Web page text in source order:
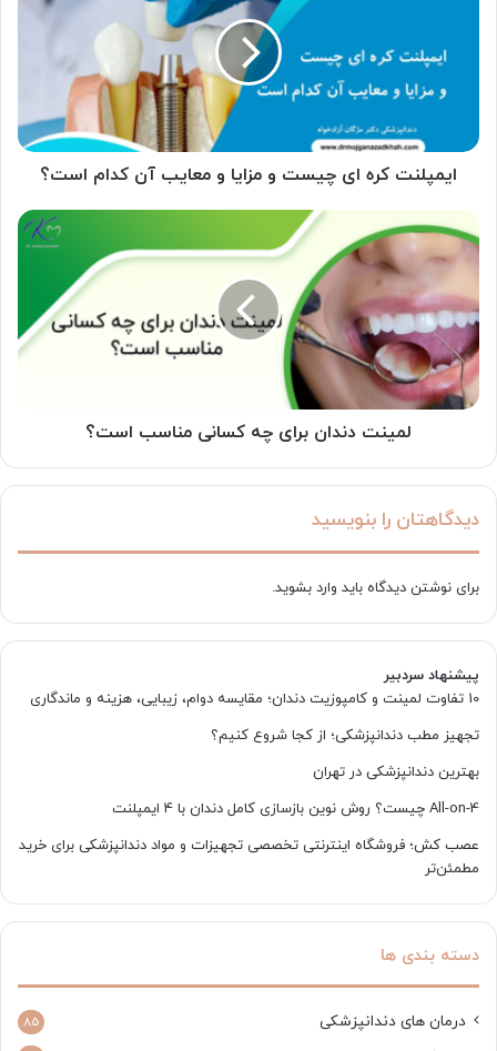
آن
کدامایمپلنت کره ای چیست و مزایا و معایب آن کدام است؟
لمینت
دندان
برای
کسانی
مناسب
است؟
لمینت دندان برای چه کسانی مناسب است؟
دیدگاهتان را بنویسید
برای نوشتن دیدگاه باید وارد بشوید.
پیشنهاد سردبیر
10 تفاوت لمینت و کامپوزیت دندان؛ مقایسه دوام، زیبایی، هزینه و ماندگاری
تجهیز مطب دندانپزشکی؛ از کجا شروع کنیم؟
بهترین دندانپزشکی در تهران
All-on-4 چیست؟ روش نوین بازسازی کامل دندان با 4 ایمپلنت
عصب کش؛ فروشگاه اینترنتی تخصصی تجهیزات و مواد دندانپزشکی برای خرید
مطمئن‌تر
دسته بندی ها
درمان های دندانپزشکی 85